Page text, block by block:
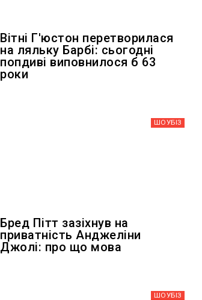
Вітні Г'юстон перетворилася
на ляльку Барбі: сьогодні
попдиві виповнилося б 63
роки
ШОУБIЗ
Бред Пітт зазіхнув на
приватність Анджеліни
Джолі: про що мова
ШОУБIЗ